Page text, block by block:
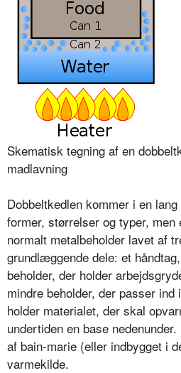
Skematisk tegning af en
madlavning
Dobbeltkedlen kommer i en
former, størrelser og typer, men
normalt metalbeholder lavet af
grundlæggende dele: et
beholder, der holder
mindre beholder, der passer ind
holder materialet, der skal
undertiden en base
af bain-marie (eller indbygget i
varmekilde.